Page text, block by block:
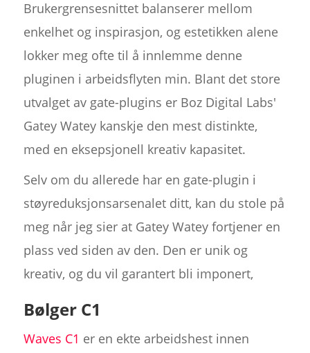
Brukergrensesnittet balanserer mellom
enkelhet og inspirasjon, og estetikken alene
lokker meg ofte til å innlemme denne
pluginen i arbeidsflyten min. Blant det store
utvalget av gate-plugins er Boz Digital Labs'
Gatey Watey kanskje den mest distinkte,
med en eksepsjonell kreativ kapasitet.
Selv om du allerede har en gate-plugin i
støyreduksjonsarsenalet ditt, kan du stole på
meg når jeg sier at Gatey Watey fortjener en
plass ved siden av den. Den er unik og
kreativ, og du vil garantert bli imponert,
Bølger C1
Waves C1 er en ekte arbeidshest innen